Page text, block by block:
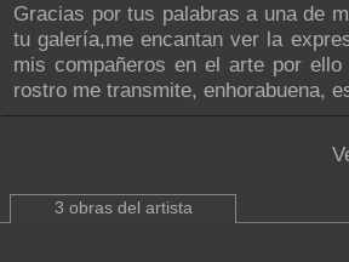
Gracias por tus palabras a una de
tu galería,me encantan ver la
mis compañeros en el arte por
rostro me transmite, enhorabuena,
3 obras del artista